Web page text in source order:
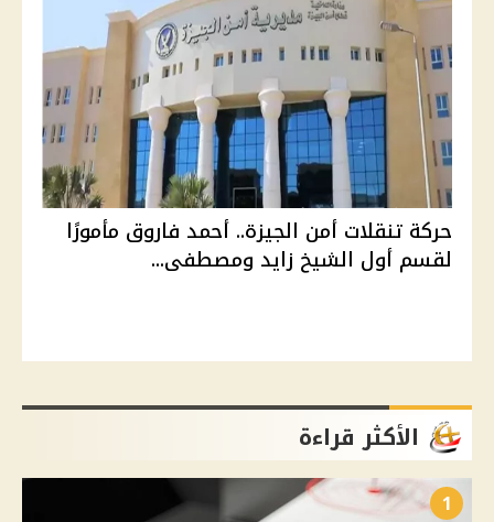
حركة تنقلات أمن الجيزة.. أحمد فاروق مأمورًا
لقسم أول الشيخ زايد ومصطفى...
الأكثر قراءة
1